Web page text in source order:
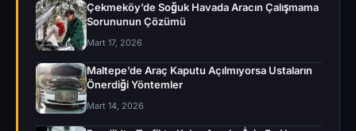
Çekmeköy’de Soğuk Havada Aracın Çalışmama
Sorununun Çözümü
Mart 17, 2026
Maltepe’de Araç Kaputu Açılmıyorsa Ustaların
Önerdiği Yöntemler
Mart 14, 2026